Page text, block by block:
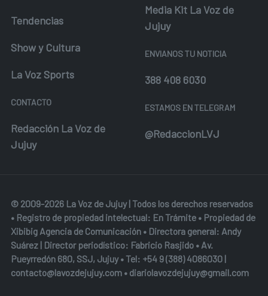
Tendencias
Show y Cultura
La Voz Sports
CONTACTO
Redacción La Voz de
Jujuy
Media Kit La Voz de
Jujuy
ENVIANOS TU NOTICIA
388 408 6030
ESTAMOS EN TELEGRAM
@RedaccionLVJ
© 2009-2026 La Voz de Jujuy | Todos los derechos reservados
• Registro de propiedad intelectual: En Trámite • Propiedad de
Xibibig Agencia de Comunicación • Directora general: Andy
Suárez | Director periodístico: Fabricio Rasjido • Av.
Pueyrredón 680, SSJ, Jujuy • Tel: +54 9 (388) 4086030 |
contacto@lavozdejujuy.com • diariolavozdejujuy@gmail.com